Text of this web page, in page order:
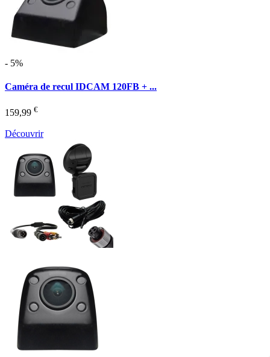
- 5%
Caméra de recul IDCAM 120FB + ...
159,99 €
Découvrir